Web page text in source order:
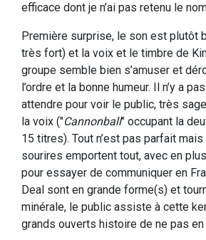
efficace dont je n’ai pas retenu le
Première surprise, le son est plutôt
très fort) et la voix et le timbre de
groupe semble bien s’amuser et
l’ordre et la bonne humeur. Il n’y a
attendre pour voir le public, très
la voix ("Cannonball" occupant la
15 titres). Tout n’est pas parfait
sourires emportent tout, avec en
pour essayer de communiquer en
Deal sont en grande forme(s) et
minérale, le public assiste à cette
grands ouverts histoire de ne pas